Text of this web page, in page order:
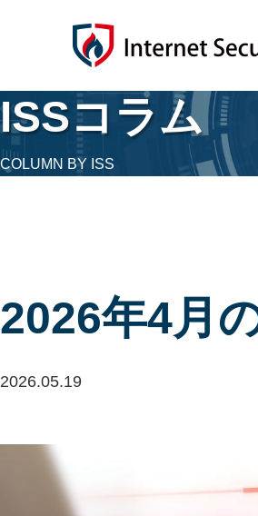
ISSコラム
COLUMN BY ISS
2026年4月
2026.05.19